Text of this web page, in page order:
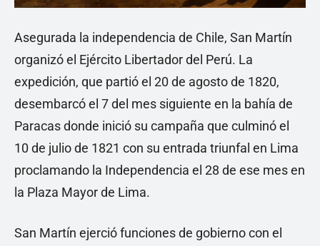
Asegurada la independencia de Chile, San Martín
organizó el Ejército Libertador del Perú. La
expedición, que partió el 20 de agosto de 1820,
desembarcó el 7 del mes siguiente en la bahía de
Paracas donde inició su campaña que culminó el
10 de julio de 1821 con su entrada triunfal en Lima
proclamando la Independencia el 28 de ese mes en
la Plaza Mayor de Lima.
San Martín ejerció funciones de gobierno con el